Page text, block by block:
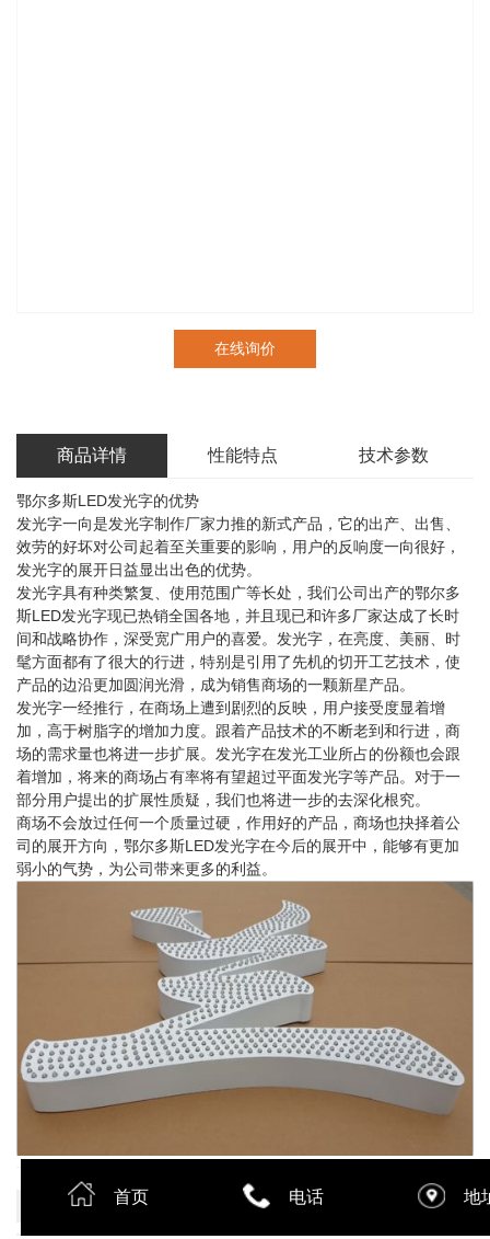
在线询价
商品详情 性能特点 技术参数
鄂尔多斯LED发光字的优势
发光字一向是发光字制作厂家力推的新式产品，它的出产、出售、
效劳的好坏对公司起着至关重要的影响，用户的反响度一向很好，
发光字的展开日益显出出色的优势。
发光字具有种类繁复、使用范围广等长处，我们公司出产的鄂尔多
斯LED发光字现已热销全国各地，并且现已和许多厂家达成了长时
间和战略协作，深受宽广用户的喜爱。发光字，在亮度、美丽、时
髦方面都有了很大的行进，特别是引用了先机的切开工艺技术，使
产品的边沿更加圆润光滑，成为销售商场的一颗新星产品。
发光字一经推行，在商场上遭到剧烈的反映，用户接受度显着增
加，高于树脂字的增加力度。跟着产品技术的不断老到和行进，商
场的需求量也将进一步扩展。发光字在发光工业所占的份额也会跟
着增加，将来的商场占有率将有望超过平面发光字等产品。对于一
部分用户提出的扩展性质疑，我们也将进一步的去深化根究。
商场不会放过任何一个质量过硬，作用好的产品，商场也抉择着公
司的展开方向，鄂尔多斯LED发光字在今后的展开中，能够有更加
弱小的气势，为公司带来更多的利益。
上一篇： 外露发光字
首页 电话 地